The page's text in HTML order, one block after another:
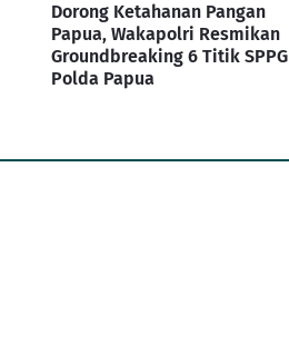
Dorong Ketahanan Pangan
Papua, Wakapolri Resmikan
Groundbreaking 6 Titik SPPG
Polda Papua